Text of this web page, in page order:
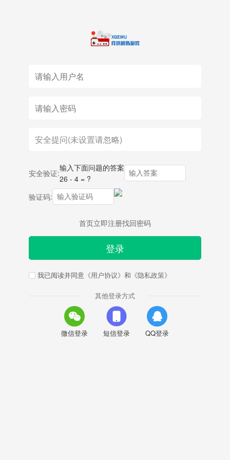
安全验证:
输入下面问题的答案
26 - 4 = ?
验证码:
首页立即注册找回密码
登录
我已阅读并同意 《用户协议》 和 《隐私政策》
其他登录方式
微信登录 短信登录 QQ登录